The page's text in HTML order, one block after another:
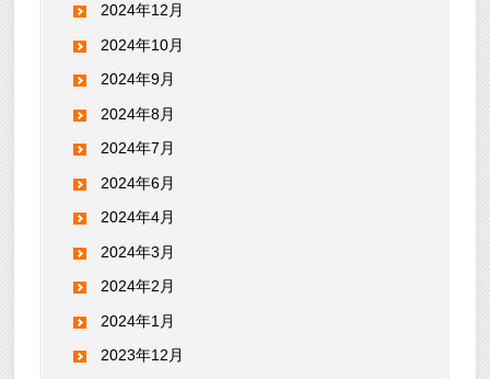
2024年12月
2024年10月
2024年9月
2024年8月
2024年7月
2024年6月
2024年4月
2024年3月
2024年2月
2024年1月
2023年12月